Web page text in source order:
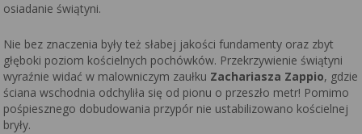
osiadanie świątyni.
Nie bez znaczenia były też słabej jakości fundamenty oraz zbyt
głęboki poziom kościelnych pochówków. Przekrzywienie świątyni
wyraźnie widać w malowniczym zaułku Zachariasza Zappio, gdzie
ściana wschodnia odchyliła się od pionu o przeszło metr! Pomimo
pośpiesznego dobudowania przypór nie ustabilizowano kościelnej
bryły.